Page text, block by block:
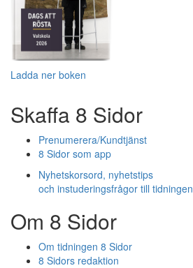
Ladda ner boken
Skaffa 8 Sidor
Prenumerera/Kundtjänst
8 Sidor som app
Nyhetskorsord, nyhetstips
och instuderingsfrågor till tidningen
Om 8 Sidor
Om tidningen 8 Sidor
8 Sidors redaktion